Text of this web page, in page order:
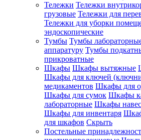
Тележки Тележки
грузовые Тележки для
Тележки для уборки
эндоскопические
Тумбы Тумбы
аппаратуру Тумбы
прикроватные
Шкафы Шкафы вытяжные
Шкафы для ключей
медикаментов Шкафы для
Шкафы для сумок Шкафы
лабораторные Шкафы
Шкафы для инвентаря
для шкафов Скрыть
Постельные